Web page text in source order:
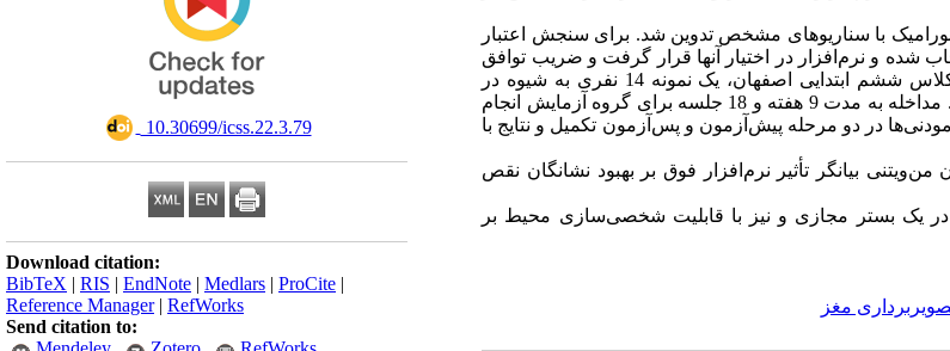
‎ 10.30699/icss.22.3.79
Download citation:
BibTeX | RIS | EndNote | Medlars | ProCite |
Reference Manager| RefWorks
Send citation to:
واقعیت مجازی شامل 18 فیلم کوتاه پانورامیک با سناریوهای مشخص تدوین شد. برای سنجش اعتبار
مجازی، 10 نفر به ‌‌صورت هدفمند انتخاب شده و نرم‌افزار در اختیار آنها قرار گرفت و ضریب توافق
کاپا تحلیل شد. برای اجرای مقدماتی، از بین دانش‌آموزان دختر مبتلا به نقص توجه کلاس ششم ابتدایی اصفهان، یک نمونه‌ 14 نفری به ‌شیوه‌ در
دسترس انتخاب و به ‌طور تصادفی در دو گروه مساوی آزمایش و کنترل گمارده شدند. مداخله به مدت 9 هفته و 18 جلسه برای گروه آزمایش انجام
در دو مرحله پیش‌آزمون و پس‌آزمون تکمیل و نتایج با
من‌ویتنی بیانگر تأثیر نرم‌افزار فوق بر بهبود نشانگان نقص
یک بستر مجازی و نیز با قابلیت شخصی‌سازی محیط بر
مغز